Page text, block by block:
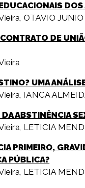
, OTAVIO
DE
UMA
, IANCA
DA ABSTINÊNCIA
, LETICIA
PRIMEIRO,
PÚBLICA?
, LETICIA